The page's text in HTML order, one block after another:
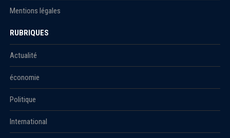
Mentions légales
RUBRIQUES
Actualité
économie
Politique
International